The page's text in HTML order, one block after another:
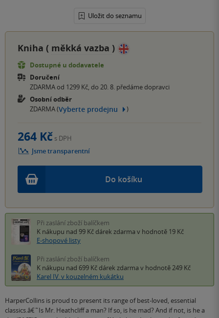
Uložit do seznamu
Kniha ( měkká vazba )
Dostupné u dodavatele
Doručení
ZDARMA od 1299 Kč, do 20. 8. předáme dopravci
Osobní odběr
ZDARMA (Vyberte prodejnu )
Do košíku
264 Kč s DPH
Jsme transparentní
Při zaslání zboží balíčkem
K nákupu nad 99 Kč dárek zdarma v hodnotě 19 Kč
E-shopové listy
Při zaslání zboží balíčkem
K nákupu nad 699 Kč dárek zdarma v hodnotě 249 Kč
Karel IV. v kouzelném kukátku
HarperCollins is proud to present its range of best-loved, essential
classics.â€˜Is Mr. Heathcliff a man? If so, is he mad? And if not, is he a